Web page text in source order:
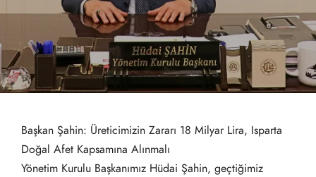
Başkan Şahin: Üreticimizin Zararı 18 Milyar Lira, Isparta
Doğal Afet Kapsamına Alınmalı
Yönetim Kurulu Başkanımız Hüdai Şahin, geçtiğimiz